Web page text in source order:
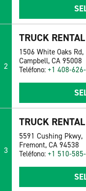
2
TRUCK
1506 White Oaks Rd,
Campbell, CA 95008
Teléfono: +1 408-
3
TRUCK
5591 Cushing Pkwy,
Fremont, CA 94538
Teléfono: +1 510-